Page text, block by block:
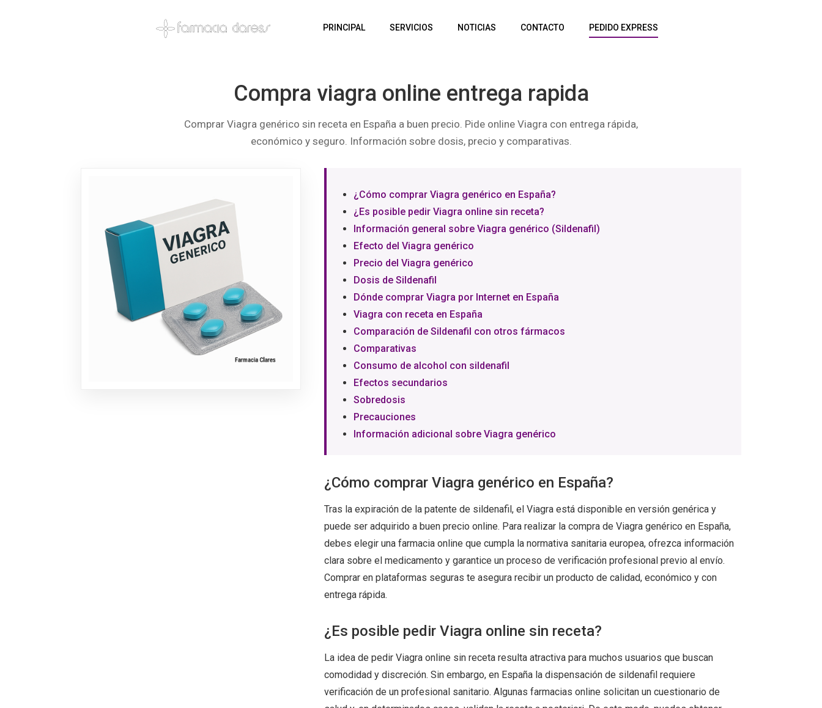
PRINCIPAL SERVICIOS NOTICIAS CONTACTO PEDIDO EXPRESS
Compra viagra online entrega rapida
Comprar Viagra genérico sin receta en España a buen precio. Pide online Viagra con entrega rápida,
económico y seguro. Información sobre dosis, precio y comparativas.
¿Cómo comprar Viagra genérico en España?
¿Es posible pedir Viagra online sin receta?
Información general sobre Viagra genérico (Sildenafil)
Efecto del Viagra genérico
Precio del Viagra genérico
Dosis de Sildenafil
Dónde comprar Viagra por Internet en España
Viagra con receta en España
Comparación de Sildenafil con otros fármacos
Comparativas
Consumo de alcohol con sildenafil
Efectos secundarios
Sobredosis
Precauciones
Información adicional sobre Viagra genérico
¿Cómo comprar Viagra genérico en España?
Tras la expiración de la patente de sildenafil, el Viagra está disponible en versión genérica y
puede ser adquirido a buen precio online. Para realizar la compra de Viagra genérico en España,
debes elegir una farmacia online que cumpla la normativa sanitaria europea, ofrezca información
clara sobre el medicamento y garantice un proceso de verificación profesional previo al envío.
Comprar en plataformas seguras te asegura recibir un producto de calidad, económico y con
entrega rápida.
¿Es posible pedir Viagra online sin receta?
La idea de pedir Viagra online sin receta resulta atractiva para muchos usuarios que buscan
comodidad y discreción. Sin embargo, en España la dispensación de sildenafil requiere
verificación de un profesional sanitario. Algunas farmacias online solicitan un cuestionario de